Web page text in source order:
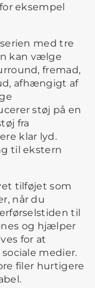
eksempel
med tre
kan vælge
fremad,
afhængigt af
støj på en
fra
klar lyd.
til ekstern
tilføjet som
når du
til
og hjælper
for at
medier.
filer hurtigere